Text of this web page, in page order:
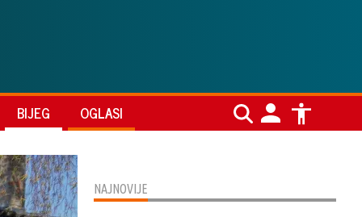
BIJEG OGLASI
NAJNOVIJE